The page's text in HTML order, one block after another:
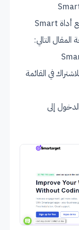
في البداية سيتوجب عليك ربط متجرك مع أداة Smart
في القائمة
إلى